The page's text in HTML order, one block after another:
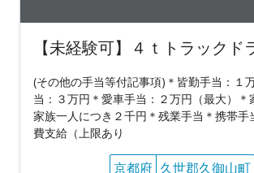
【未経験可】４ｔトラックド
(その他の手当等付記事項)＊皆勤手当：１
当：３万円＊愛車手当：２万円（最大）＊
家族一人につき２千円＊残業手当＊携帯手
費支給（上限あり
京都府 久世郡久御山町